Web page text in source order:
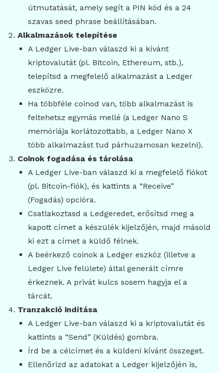
útmutatását, amely segít a PIN kód és a 24
szavas seed phrase beállításában.
Alkalmazások telepítése
A Ledger Live-ban válaszd ki a kívánt
kriptovalutát (pl. Bitcoin, Ethereum, stb.),
telepítsd a megfelelő alkalmazást a Ledger
eszközre.
Ha többféle coinod van, több alkalmazást is
feltehetsz egymás mellé (a Ledger Nano S
memóriája korlátozottabb, a Ledger Nano X
több alkalmazást tud párhuzamosan kezelni).
Coinok fogadása és tárolása
A Ledger Live-ban válaszd ki a megfelelő fiókot
(pl. Bitcoin-fiók), és kattints a “Receive”
(Fogadás) opcióra.
Csatlakoztasd a Ledgeredet, erősítsd meg a
kapott címet a készülék kijelzőjén, majd másold
ki ezt a címet a küldő félnek.
A beérkező coinok a Ledger eszköz (illetve a
Ledger Live felülete) által generált címre
érkeznek. A privát kulcs sosem hagyja el a
tárcát.
Tranzakció indítása
A Ledger Live-ban válaszd ki a kriptovalutát és
kattints a “Send” (Küldés) gombra.
Írd be a célcímet és a küldeni kívánt összeget.
Ellenőrizd az adatokat a Ledger kijelzőjén is,